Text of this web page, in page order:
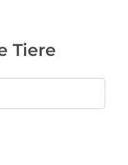
Tiere